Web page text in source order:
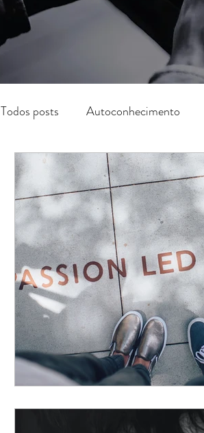
Todos posts Autoconhecimento
Movimento Profissao
Prosa & Poesia